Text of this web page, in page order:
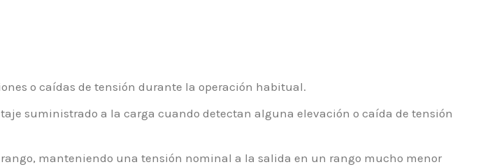
o caídas de tensión durante la operación habitual.
suministrado a la carga cuando detectan alguna elevación o caída de tensión
manteniendo una tensión nominal a la salida en un rango mucho menor